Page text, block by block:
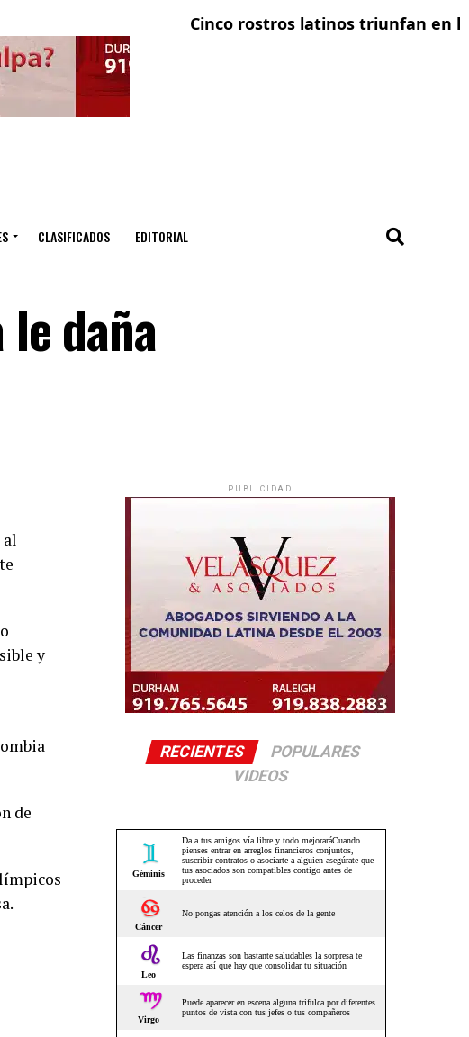
Cinco rostros latinos triunfan en laEl
CLASIFICADOS EDITORIAL
daña
y
de
PUBLICIDAD
RECIENTES
POPULARES
VIDEOS